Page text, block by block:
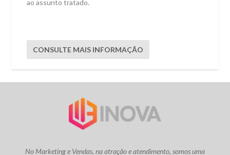
ao assunto tratado.
CONSULTE MAIS INFORMAÇÃO
No Marketing e Vendas, na atração e atendimento, somos uma